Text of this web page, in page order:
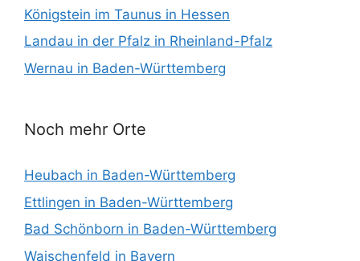
Königstein im Taunus in Hessen
Landau in der Pfalz in Rheinland-Pfalz
Wernau in Baden-Württemberg
Noch mehr Orte
Heubach in Baden-Württemberg
Ettlingen in Baden-Württemberg
Bad Schönborn in Baden-Württemberg
Waischenfeld in Bayern